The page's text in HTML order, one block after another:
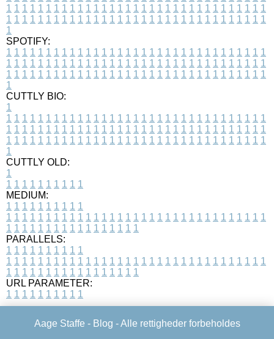
1 1 1 1 1 1 1 1 1 1 1 1 1 1 1 1 1 1 1 1 1 1 1 1 1 1 1 1 1 1 1 1 1
1 1 1 1 1 1 1 1 1 1 1 1 1 1 1 1 1 1 1 1 1 1 1 1 1 1 1 1 1 1 1 1 1
1
SPOTIFY:
1 1 1 1 1 1 1 1 1 1 1 1 1 1 1 1 1 1 1 1 1 1 1 1 1 1 1 1 1 1 1 1 1
1 1 1 1 1 1 1 1 1 1 1 1 1 1 1 1 1 1 1 1 1 1 1 1 1 1 1 1 1 1 1 1 1
1 1 1 1 1 1 1 1 1 1 1 1 1 1 1 1 1 1 1 1 1 1 1 1 1 1 1 1 1 1 1 1 1
1
CUTTLY BIO:
1
1 1 1 1 1 1 1 1 1 1 1 1 1 1 1 1 1 1 1 1 1 1 1 1 1 1 1 1 1 1 1 1 1
1 1 1 1 1 1 1 1 1 1 1 1 1 1 1 1 1 1 1 1 1 1 1 1 1 1 1 1 1 1 1 1 1
1 1 1 1 1 1 1 1 1 1 1 1 1 1 1 1 1 1 1 1 1 1 1 1 1 1 1 1 1 1 1 1 1
1
CUTTLY OLD:
1
1 1 1 1 1 1 1 1 1 1
MEDIUM:
1 1 1 1 1 1 1 1 1 1
1 1 1 1 1 1 1 1 1 1 1 1 1 1 1 1 1 1 1 1 1 1 1 1 1 1 1 1 1 1 1 1 1
1 1 1 1 1 1 1 1 1 1 1 1 1 1 1 1 1
PARALLELS:
1 1 1 1 1 1 1 1 1 1
1 1 1 1 1 1 1 1 1 1 1 1 1 1 1 1 1 1 1 1 1 1 1 1 1 1 1 1 1 1 1 1 1
1 1 1 1 1 1 1 1 1 1 1 1 1 1 1 1 1
URL PARAMETER:
1 1 1 1 1 1 1 1 1 1
Aage Staffe - Blog - Alle rettigheder forbeholdes